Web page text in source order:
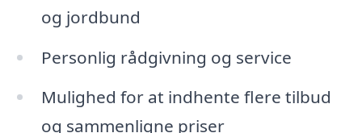
og jordbund
Personlig rådgivning og service
Mulighed for at indhente flere tilbud
og sammenligne priser